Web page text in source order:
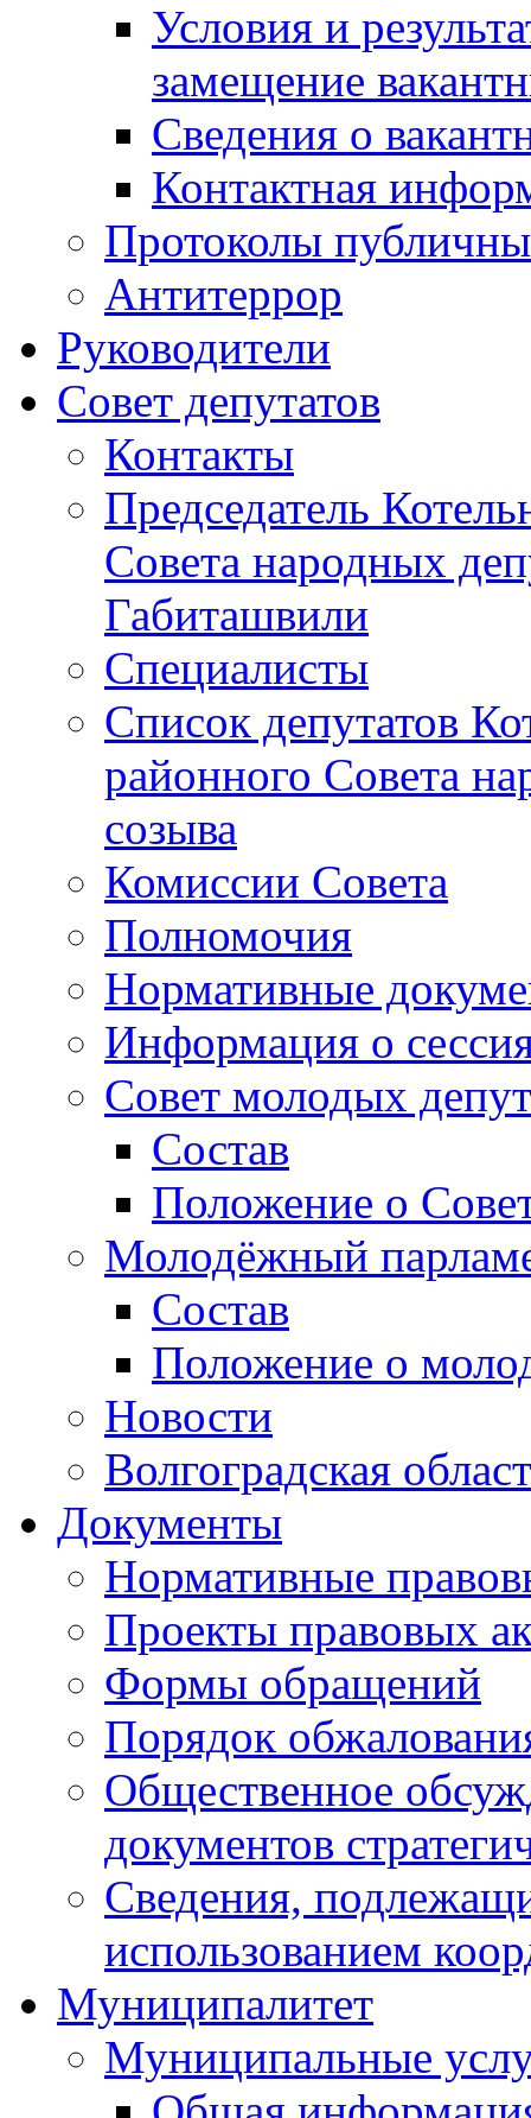
Условия и
замещение
Сведения о
Контактная
Протоколы
Антитеррор
Руководители
Совет депутатов
Контакты
Председатель
Совета народных
Габиташвили
Специалисты
Список депутатов
районного Совета
созыва
Комиссии Совета
Полномочия
Нормативные
Информация о
Совет молодых
Состав
Положение о
Молодёжный
Состав
Положение о
Новости
Волгоградская
Документы
Нормативные
Проекты правовых
Формы обращений
Порядок
Общественное
документов
Сведения,
использованием
Муниципалитет
Муниципальные